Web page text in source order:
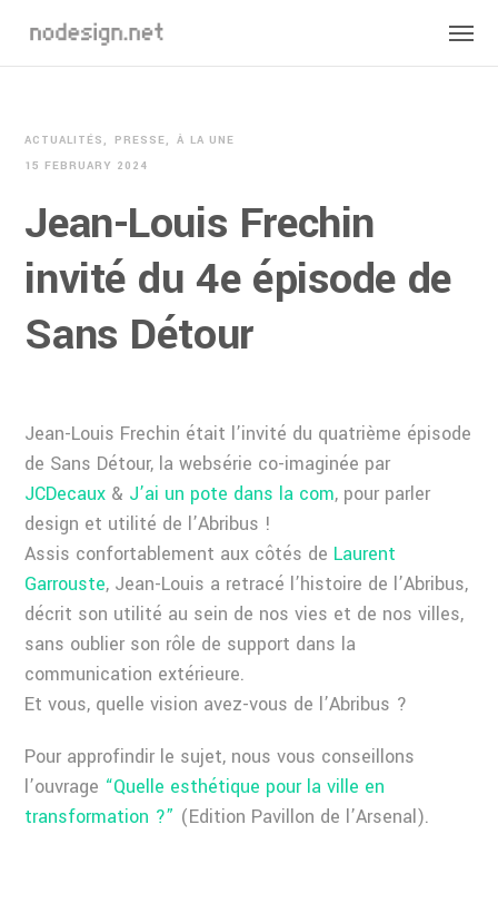
ACTUALITÉS PRESSE
À LA UNE
15 FEBRUARY 2024
Jean-Louis Frechin
invité du 4e épisode de
Sans Détour
Jean-Louis Frechin était l’invité du quatrième épisode
de Sans Détour, la websérie co-imaginée par
JCDecaux & J’ai un pote dans la com, pour parler
design et utilité de l’Abribus !
Assis confortablement aux côtés de Laurent
Garrouste, Jean-Louis a retracé l’histoire de l’Abribus,
décrit son utilité au sein de nos vies et de nos villes,
sans oublier son rôle de support dans la
communication extérieure.
Et vous, quelle vision avez-vous de l’Abribus ?
Pour approfindir le sujet, nous vous conseillons
l’ouvrage “Quelle esthétique pour la ville en
transformation ?” (Edition Pavillon de l’Arsenal).